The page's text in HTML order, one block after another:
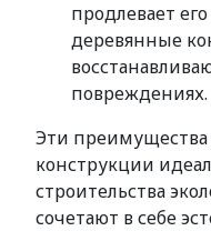
продлевает
деревянные
повреждениях.
Эти
конструкции
строительства
сочетают в себе